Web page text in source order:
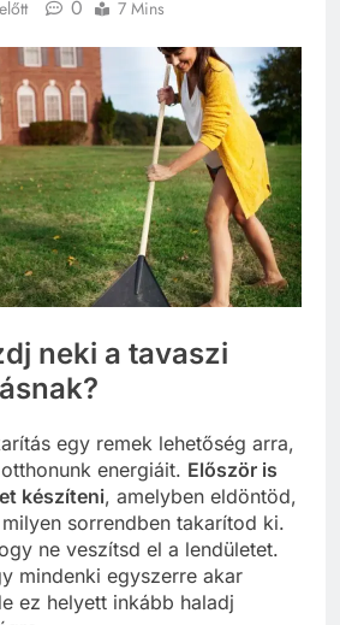
0 7 Mins
neki a tavaszi
egy remek lehetőség arra,
energiáit. Először is
készíteni, amelyben eldöntöd,
sorrendben takarítod ki.
ne veszítsd el a lendületet.
mindenki egyszerre akar
ez helyett inkább haladj